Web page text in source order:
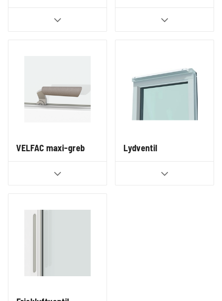
VELFAC maxi-greb Lydventil